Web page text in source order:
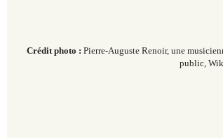
Crédit photo : Pierre-Auguste Renoir, une
public,